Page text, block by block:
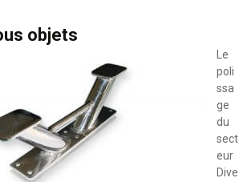
objets
Le
poli
ssa
ge
du
sect
eur
Dive